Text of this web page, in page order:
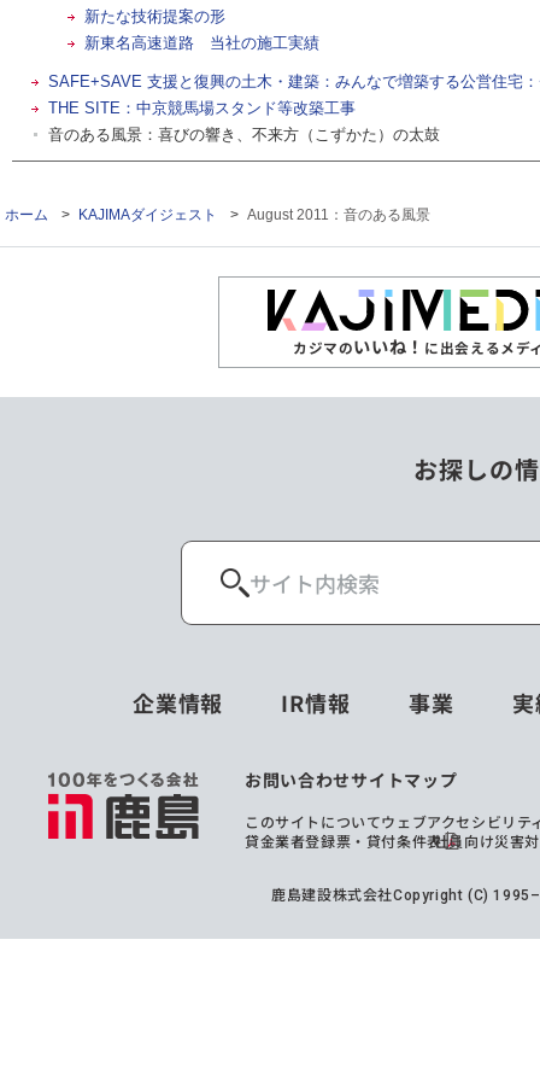
新たな技術提案の形
新東名高速道路 当社の施工実績
SAFE+SAVE 支援と復興の土木・建築：みんなで増築する公営住宅
THE SITE：中京競馬場スタンド等改築工事
音のある風景：喜びの響き、不来方（こずかた）の太鼓
ホーム > KAJIMAダイジェスト > August 2011：音のある風景
カジマのいいね！ に出会えるメデ
お探しの
企業情報 IR情報 事業
お問い合わせサイトマップ
このサイトについてウェブアクセシビリテ
貸金業者登録票・貸付条件表社員向け災害
鹿島建設株式会社Copyright (C)